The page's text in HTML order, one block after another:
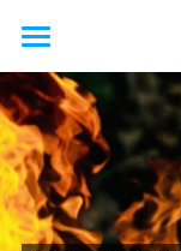
首页
行业
非公路
使用场景